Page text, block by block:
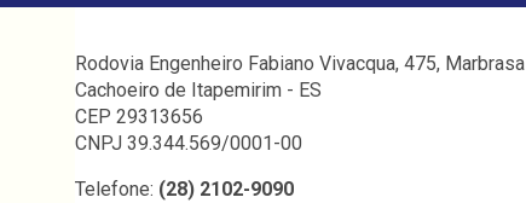
Rodovia Engenheiro Fabiano Vivacqua, 475, Marbrasa
Cachoeiro de Itapemirim - ES
CEP 29313656
CNPJ 39.344.569/0001-00
Telefone: (28) 2102-9090